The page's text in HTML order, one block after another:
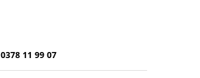
0378 11 99 07